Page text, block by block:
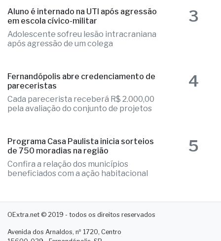
Aluno é internado na UTI após agressão
em escola cívico-militar
Adolescente sofreu lesão intracraniana
após agressão de um colega
3
Fernandópolis abre credenciamento de
pareceristas
Cada parecerista receberá R$ 2.000,00
pela avaliação do conjunto de projetos
4
Programa Casa Paulista inicia sorteios
de 750 moradias na região
Confira a relação dos municípios
beneficiados com a ação habitacional
5
OExtra.net © 2019 - todos os direitos reservados
Avenida dos Arnaldos, nº 1720, Centro